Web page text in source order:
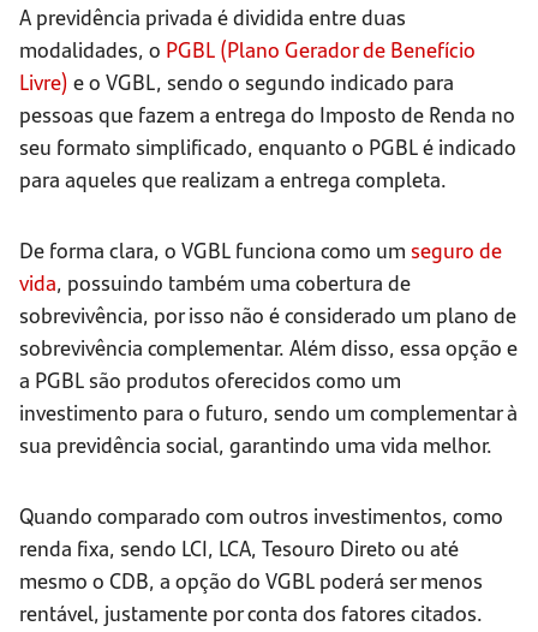
A previdência privada é dividida entre duas
modalidades, o PGBL (Plano Gerador de Benefício
Livre) e o VGBL, sendo o segundo indicado para
pessoas que fazem a entrega do Imposto de Renda no
seu formato simplificado, enquanto o PGBL é indicado
para aqueles que realizam a entrega completa.
De forma clara, o VGBL funciona como um seguro de
vida, possuindo também uma cobertura de
sobrevivência, por isso não é considerado um plano de
sobrevivência complementar. Além disso, essa opção e
a PGBL são produtos oferecidos como um
investimento para o futuro, sendo um complementar à
sua previdência social, garantindo uma vida melhor.
Quando comparado com outros investimentos, como
renda fixa, sendo LCI, LCA, Tesouro Direto ou até
mesmo o CDB, a opção do VGBL poderá ser menos
rentável, justamente por conta dos fatores citados.